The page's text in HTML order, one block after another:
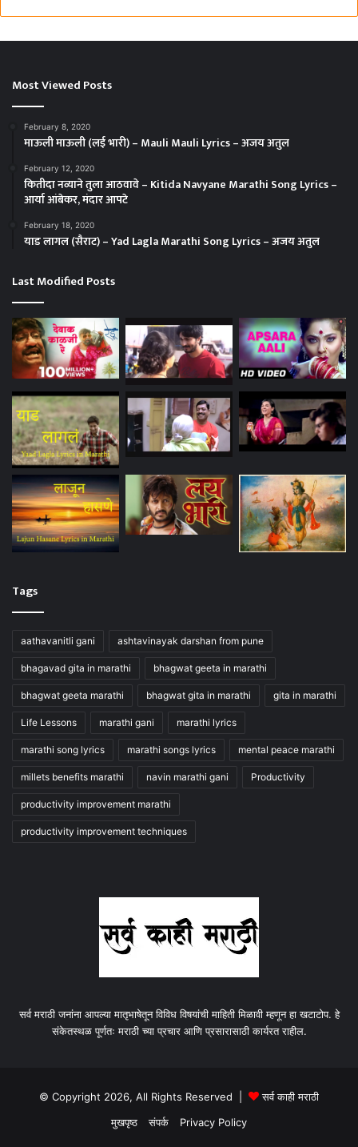
Most Viewed Posts
February 8, 2020
माऊली माऊली (लई भारी) – Mauli Mauli Lyrics – अजय अतुल
February 12, 2020
कितीदा नव्याने तुला आठवावे – Kitida Navyane Marathi Song Lyrics –
आर्या आंबेकर, मंदार आपटे
February 18, 2020
याड लागल (सैराट) – Yad Lagla Marathi Song Lyrics – अजय अतुल
Last Modified Posts
Tags
aathavanitli gani ashtavinayak darshan from pune
bhagavad gita in marathi bhagwat geeta in marathi
bhagwat geeta marathi bhagwat gita in marathi gita in marathi
Life Lessons marathi gani marathi lyrics
marathi song lyrics marathi songs lyrics mental peace marathi
millets benefits marathi navin marathi gani Productivity
productivity improvement marathi
productivity improvement techniques
सर्व मराठी जनांना आपल्या मातृभाषेतून विविध विषयांची माहिती मिळावी म्हणून हा खटाटोप. हे
संकेतस्थळ पूर्णतः मराठी च्या प्रचार आणि प्रसारासाठी कार्यरत राहील.
© Copyright 2026, All Rights Reserved |
सर्व काही मराठी
मुखपृष्ठ
संपर्क Privacy Policy